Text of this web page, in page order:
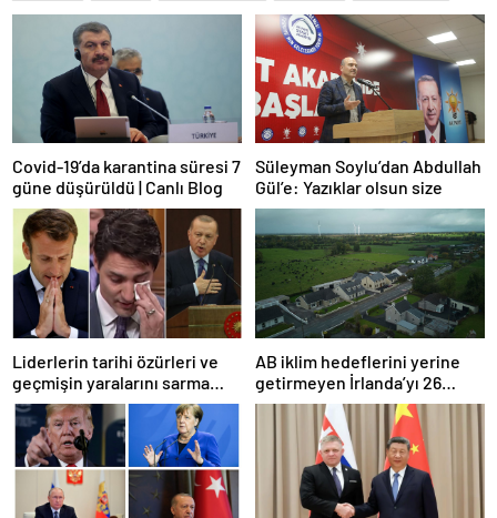
Covid-19’da karantina süresi 7
güne düşürüldü | Canlı Blog
Süleyman Soylu’dan Abdullah
Gül’e: Yazıklar olsun size
Liderlerin tarihi özürleri ve
geçmişin yaralarını sarma
çabaları
AB iklim hedeflerini yerine
getirmeyen İrlanda’yı 26
milyar euroluk ceza bekliyor